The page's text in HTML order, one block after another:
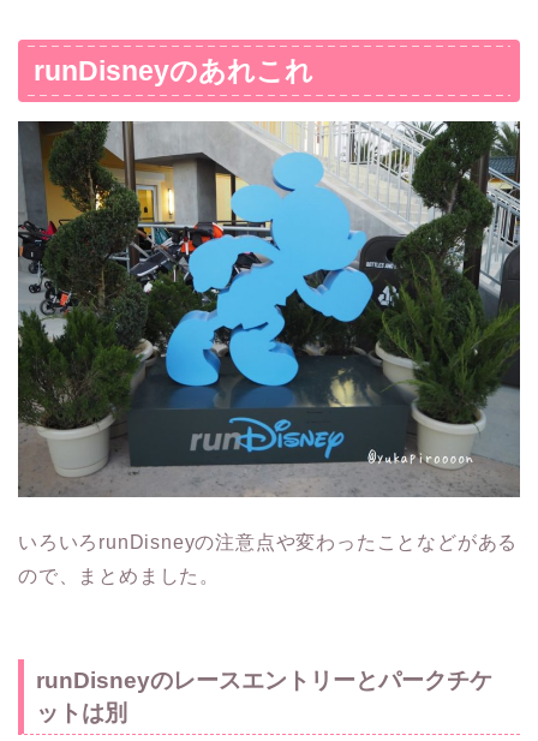
runDisneyのあれこれ
いろいろrunDisneyの注意点や変わったことなどがある
ので、まとめました。
runDisneyのレースエントリーとパークチケ
ットは別